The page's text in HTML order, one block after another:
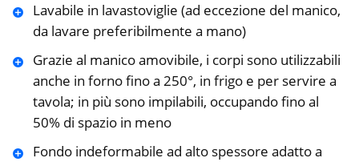
Lavabile in lavastoviglie (ad eccezione del manico,
da lavare preferibilmente a mano)
Grazie al manico amovibile, i corpi sono utilizzabili
anche in forno fino a 250°, in frigo e per servire a
tavola; in più sono impilabili, occupando fino al
50% di spazio in meno
Fondo indeformabile ad alto spessore adatto a